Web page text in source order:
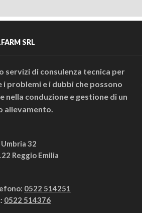
SRL
servizi di consulenza tecnica per
i problemi e i dubbi che possono
nella conduzione e gestione di un
allevamento.
32
Reggio Emilia
0522 514251
0522 514376